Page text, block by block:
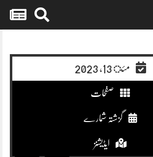
مئ 13, 2023
صفحات
گزشتہ شمارے
ایڈیشنز